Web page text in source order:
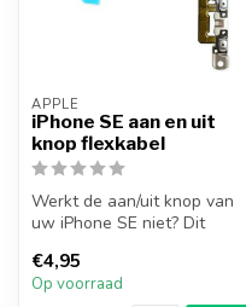
APPLE
iPhone SE aan en uit
knop flexkabel
Werkt de aan/uit knop van
uw iPhone SE niet? Dit
door d...
€4,95
Op voorraad